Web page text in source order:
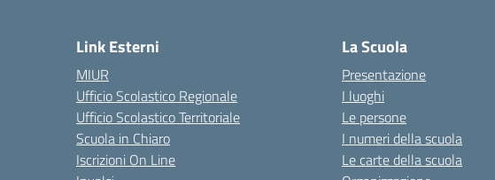
Link Esterni
MIUR
Ufficio Scolastico Regionale
Ufficio Scolastico Territoriale
Scuola in Chiaro
Iscrizioni On Line
La Scuola
Presentazione
I luoghi
Le persone
I numeri della scuola
Le carte della scuola